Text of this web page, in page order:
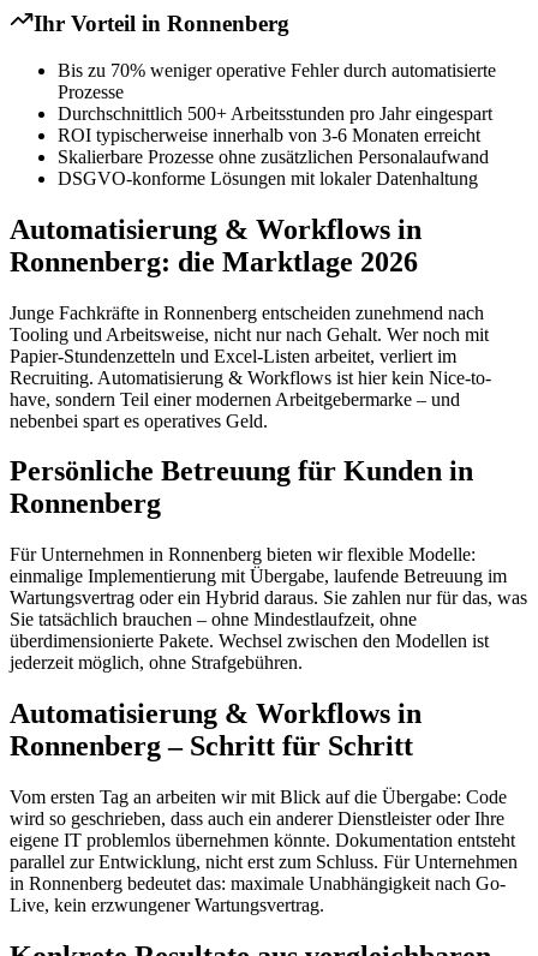
Ihr Vorteil in Ronnenberg
Bis zu 70% weniger operative Fehler durch automatisierte
Prozesse
Durchschnittlich 500+ Arbeitsstunden pro Jahr eingespart
ROI typischerweise innerhalb von 3-6 Monaten erreicht
Skalierbare Prozesse ohne zusätzlichen Personalaufwand
DSGVO-konforme Lösungen mit lokaler Datenhaltung
Automatisierung & Workflows in
Ronnenberg: die Marktlage 2026
Junge Fachkräfte in Ronnenberg entscheiden zunehmend nach
Tooling und Arbeitsweise, nicht nur nach Gehalt. Wer noch mit
Papier-Stundenzetteln und Excel-Listen arbeitet, verliert im
Recruiting. Automatisierung & Workflows ist hier kein Nice-to-
have, sondern Teil einer modernen Arbeitgebermarke – und
nebenbei spart es operatives Geld.
Persönliche Betreuung für Kunden in
Ronnenberg
Für Unternehmen in Ronnenberg bieten wir flexible Modelle:
einmalige Implementierung mit Übergabe, laufende Betreuung im
Wartungsvertrag oder ein Hybrid daraus. Sie zahlen nur für das, was
Sie tatsächlich brauchen – ohne Mindestlaufzeit, ohne
überdimensionierte Pakete. Wechsel zwischen den Modellen ist
jederzeit möglich, ohne Strafgebühren.
Automatisierung & Workflows in
Ronnenberg – Schritt für Schritt
Vom ersten Tag an arbeiten wir mit Blick auf die Übergabe: Code
wird so geschrieben, dass auch ein anderer Dienstleister oder Ihre
eigene IT problemlos übernehmen könnte. Dokumentation entsteht
parallel zur Entwicklung, nicht erst zum Schluss. Für Unternehmen
in Ronnenberg bedeutet das: maximale Unabhängigkeit nach Go-
Live, kein erzwungener Wartungsvertrag.